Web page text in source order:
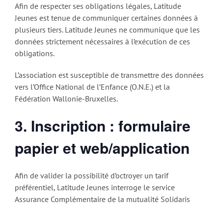
Afin de respecter ses obligations légales, Latitude
Jeunes est tenue de communiquer certaines données à
plusieurs tiers. Latitude Jeunes ne communique que les
données strictement nécessaires à l’exécution de ces
obligations.
L’association est susceptible de transmettre des données
vers l’Office National de l’Enfance (O.N.E.) et la
Fédération Wallonie-Bruxelles.
3. Inscription : formulaire
papier et web/application
Afin de valider la possibilité d’octroyer un tarif
préférentiel, Latitude Jeunes interroge le service
Assurance Complémentaire de la mutualité Solidaris